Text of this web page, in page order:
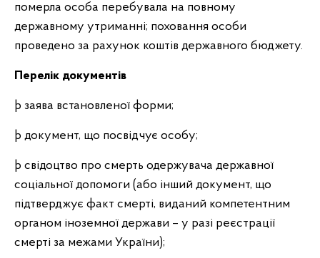
померла особа перебувала на повному
державному утриманні; поховання особи
проведено за рахунок коштів державного бюджету.
Перелік документів
þ заява встановленої форми;
þ документ, що посвідчує особу;
þ свідоцтво про смерть одержувача державної
соціальної допомоги (або інший документ, що
підтверджує факт смерті, виданий компетентним
органом іноземної держави – у разі реєстрації
смерті за межами України);